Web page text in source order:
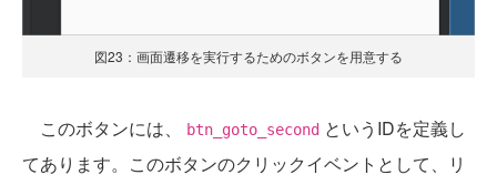
図23：画面遷移を実行するためのボタンを用意する
このボタンには、 btn_goto_second というIDを定義し
てあります。このボタンのクリックイベントとして、リ